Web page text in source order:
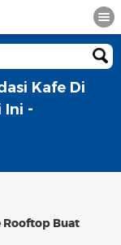
Kafe Di
Ini -
Rooftop Buat